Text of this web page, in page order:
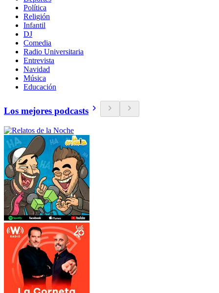
Política
Religión
Infantil
DJ
Comedia
Radio Universitaria
Entrevista
Navidad
Música
Educación
Los mejores podcasts